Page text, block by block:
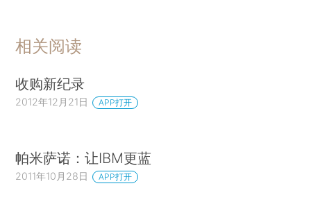
相关阅读
收购新纪录
2012年12月21日 APP打开
帕米萨诺：让IBM更蓝
2011年10月28日 APP打开